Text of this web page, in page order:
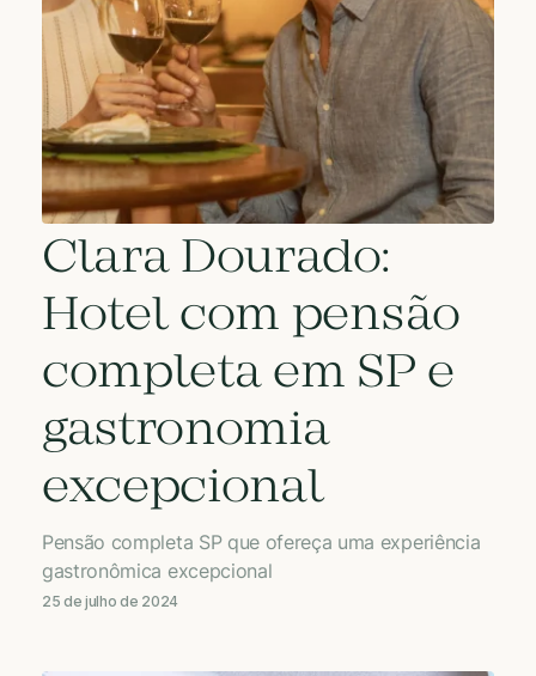
Clara Dourado:
Hotel com pensão
completa em SP e
gastronomia
excepcional
Pensão completa SP que ofereça uma experiência
gastronômica excepcional
25 de julho de 2024